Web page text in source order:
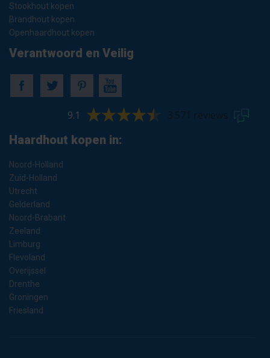
Stookhout kopen
Brandhout kopen
Openhaardhout kopen
Verantwoord en Veilig
9.1 3.571 reviews
Haardhout kopen in:
Noord-Holland
Zuid-Holland
Utrecht
Gelderland
Noord-Brabant
Zeeland
Limburg
Flevoland
Overijssel
Drenthe
Groningen
Friesland